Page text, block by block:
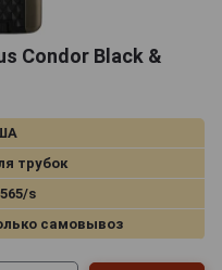
Condor Black &
трубок
s
самовывоз